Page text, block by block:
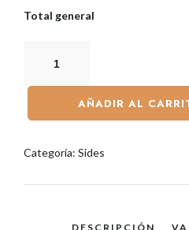
Total general
AÑADIR AL
Categoría: Sides